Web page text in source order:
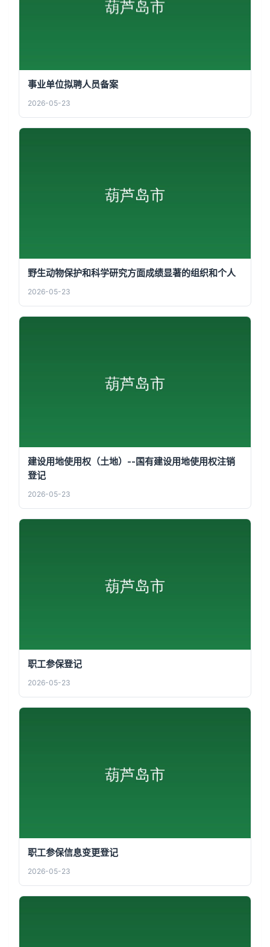
事业单位拟聘人员备案
2026-05-23
野生动物保护和科学研究方面成绩显著的组织和个人
2026-05-23
建设用地使用权（土地）--国有建设用地使用权注销
登记
2026-05-23
职工参保登记
2026-05-23
职工参保信息变更登记
2026-05-23